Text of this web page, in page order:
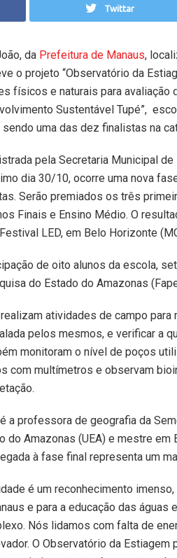
Twittar
da Prefeitura de Manaus,
o projeto “Observatório da
físicos e naturais para avaliação
Sustentável Tupé”,
uma das dez finalistas na
pela Secretaria Municipal
dia 30/10, ocorre uma nova
Serão premiados os três
Finais e Ensino Médio. O
LED, em Belo Horizonte
de oito alunos da escola,
do Estado do Amazonas
atividades de campo para
pelos mesmos, e verificar a
monitoram o nível de poços
com multímetros e observam
a professora de geografia da
do Amazonas (UEA) e mestre em
à fase final representa um
é um reconhecimento
e para a educação das águas
Nós lidamos com falta de
O Observatório da